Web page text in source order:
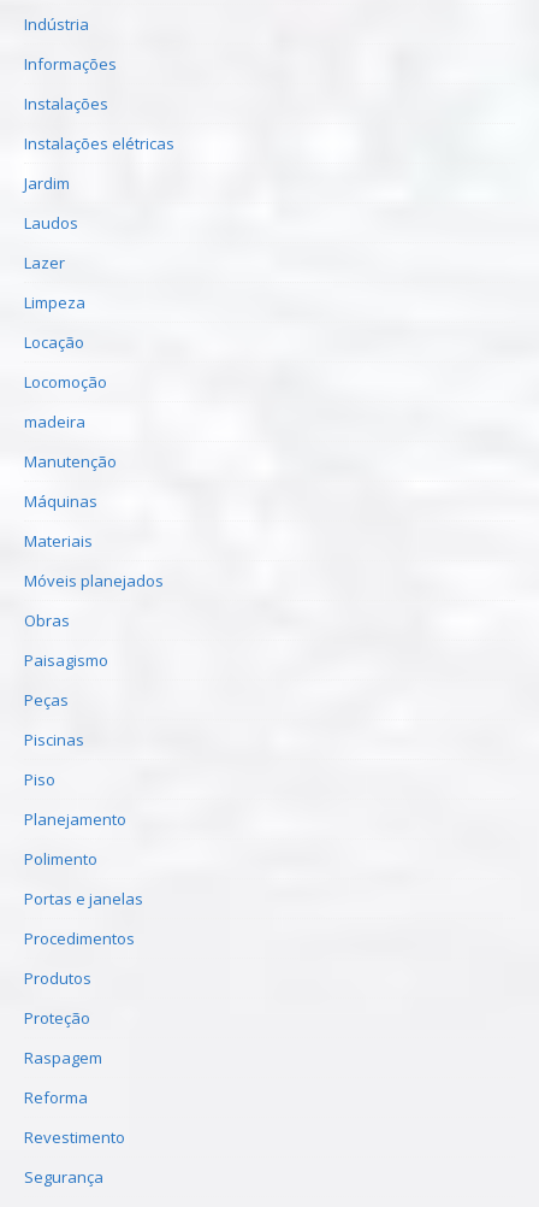
Indústria
Informações
Instalações
Instalações elétricas
Jardim
Laudos
Lazer
Limpeza
Locação
Locomoção
madeira
Manutenção
Máquinas
Materiais
Móveis planejados
Obras
Paisagismo
Peças
Piscinas
Piso
Planejamento
Polimento
Portas e janelas
Procedimentos
Produtos
Proteção
Raspagem
Reforma
Revestimento
Segurança